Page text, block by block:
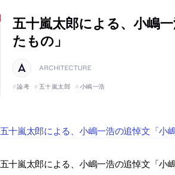
五十嵐太郎による、小嶋
たもの」
ARCHITECTURE
論考 五十嵐太郎 小嶋一浩
五十嵐太郎による、小嶋一浩の追悼文「小
五十嵐太郎による、小嶋一浩の追悼文「小